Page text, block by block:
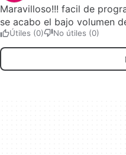
Maravilloso!!! facil de
se acabo el bajo volumen
Útiles (0) No útiles (0)